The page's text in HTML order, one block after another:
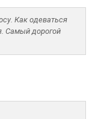
Как одеваться
Самый дорогой